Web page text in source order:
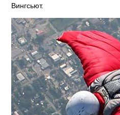
Вингсьют.